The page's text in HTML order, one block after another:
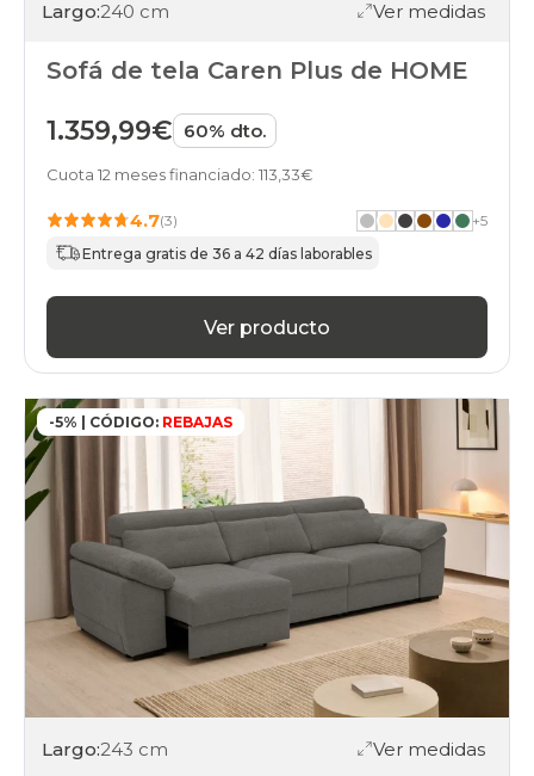
Largo:240 cm Ver medidas
Sofá de tela Caren Plus de HOME
1.359,99€ 60% dto.
Cuota 12 meses financiado: 113,33€
4.7(3) +5
Entrega gratis de 36 a 42 días laborables
Ver producto
-5% | CÓDIGO: REBAJAS
Largo:243 cm Ver medidas